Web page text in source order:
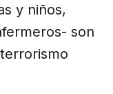
y niños,
son